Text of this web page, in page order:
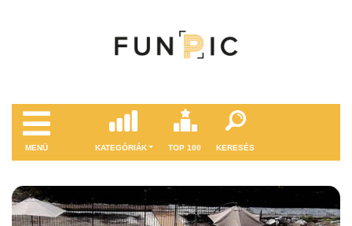
MENÜ KATEGÓRIÁK TOP 100 KERESÉS